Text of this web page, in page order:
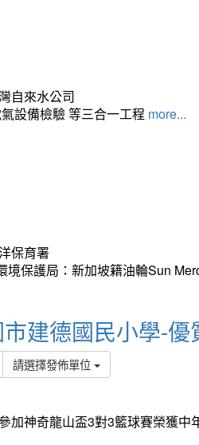
自來水公司
設備檢驗 等三合一工程 more...
保育署
境保護局：新加坡籍油輪Sun
建德國民小學-優
請選擇發佈單位
加神奇龍山盃3對3籃球賽榮獲中